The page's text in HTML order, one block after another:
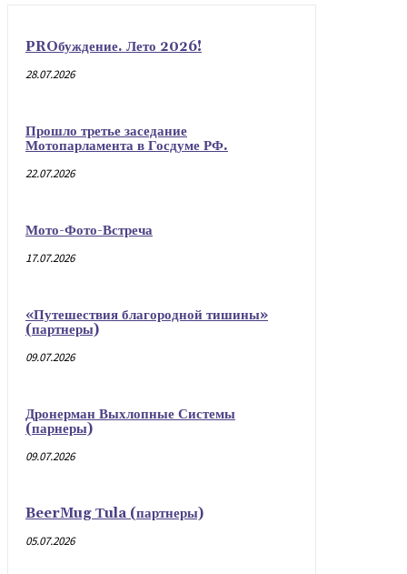
PROбуждение. Лето 2026!
28.07.2026
Прошло третье заседание
Мотопарламента в Госдуме РФ.
22.07.2026
Мото-Фото-Встреча
17.07.2026
«Путешествия благородной тишины»
(партнеры)
09.07.2026
Дронерман Выхлопные Системы
(парнеры)
09.07.2026
BeerMug Тula (партнеры)
05.07.2026